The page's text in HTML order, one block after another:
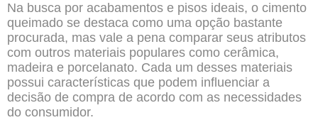
Na busca por acabamentos e pisos ideais, o cimento
queimado se destaca como uma opção bastante
procurada, mas vale a pena comparar seus atributos
com outros materiais populares como cerâmica,
madeira e porcelanato. Cada um desses materiais
possui características que podem influenciar a
decisão de compra de acordo com as necessidades
do consumidor.